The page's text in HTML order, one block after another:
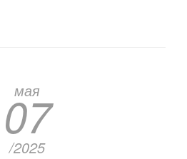
мая
07
/2025